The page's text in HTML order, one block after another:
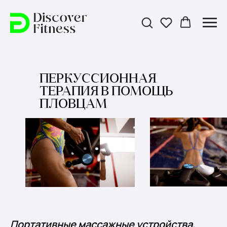
ПЕРКУССИОННАЯ
ТЕРАПИЯ В ПОМОЩЬ
ПЛОВЦАМ
Портативные массажные устройства,